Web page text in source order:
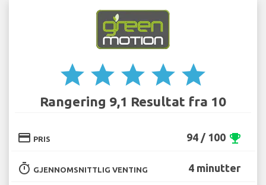
star star star star star
Rangering 9,1 Resultat fra 10
credit_card PRIS 94 / 100 emoji_events
timer GJENNOMSNITTLIG VENTING 4 minutter